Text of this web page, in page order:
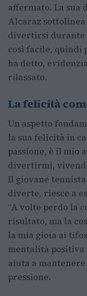
affermato. La sua
Alcaraz sottolinea
divertirsi durante
così facile, quindi
ha detto,
rilassato.
La felicità
Un aspetto
la sua felicità in
passione, è il mio
divertirmi,
Il giovane tennista
diverte, riesce a
“A volte perdo la
risultato, ma la
la mia gioia ai
mentalità positiva
aiuta a
pressione.